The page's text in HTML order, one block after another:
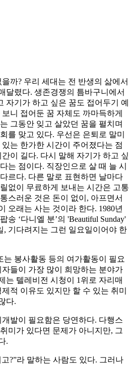
까? 우리 세대는 전 반생의 삶에서
달렸다. 생존경쟁의 틈바구니에서
자기가 하고 싶은 꿈도 접어두기 예
니 접어둔 꿈 자체도 까마득하게
그동안 잊고 살았던 꿈을 펼치며
를 맞고 있다. 우선은 은퇴로 말미
는 한가한 시간이 주어졌다는 점
이 길다. 다시 말해 자기가 하고 싶
는 점이다. 직장인으로 살 때 늘 시
르다. 다른 말로 표현하면 날마다
없이 무료하게 보내는 시간은 고통
스러운 것은 돈이 없이, 아프면서
오래는 사는 것이라 한다. 1980년
송 ‘다니엘 분’의 'Beautiful Sunday'
, 기다려지는 그런 일요일이어야 한
는 봉사활동 등의 여가활동이 필요
들이 가장 많이 희망하는 분야가
는 텔레비전 시청이 1위로 자리매
적 이유도 있지만 할 수 있는 취미
다.
발이 필요함은 당연하다. 다행스
미가 있다면 문제가 아니지만, 그
.
?”라 말하는 사람도 있다. 그러나